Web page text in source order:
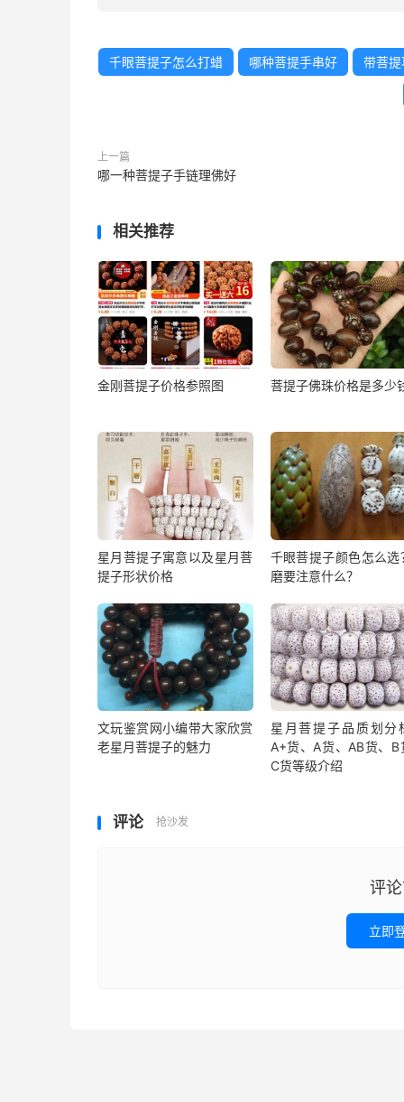
千眼菩提子怎么打蜡 哪种菩提手串好 带菩
上一篇
哪一种菩提子手链理佛好
相关推荐
金刚菩提子价格参照图 菩提子佛珠价格是多少
星月菩提子寓意以及星月菩
提子形状价格
千眼菩提子颜色怎么选
磨要注意什么？
文玩鉴赏网小编带大家欣赏
老星月菩提子的魅力
星月菩提子品质划分
A+货、A货、AB货、B
C货等级介绍
评论 抢沙发
评
立即